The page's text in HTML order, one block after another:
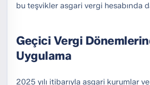
bu teşvikler asgari vergi hesabında
Geçici Vergi
Uygulama
2025 yılı itibarıyla asgari kurumlar